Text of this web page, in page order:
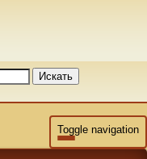
Искать
Toggle navigation